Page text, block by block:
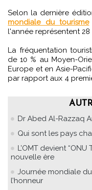
Selon la dernière
mondiale du tourisme
l'année représentent
La fréquentation
de 10 % au Moyen-
Europe et en Asie-
par rapport aux 4
Dr Abed Al-Razzaq
Qui sont les pays
L’OMT devient
nouvelle ère
Journée mondiale
l’honneur